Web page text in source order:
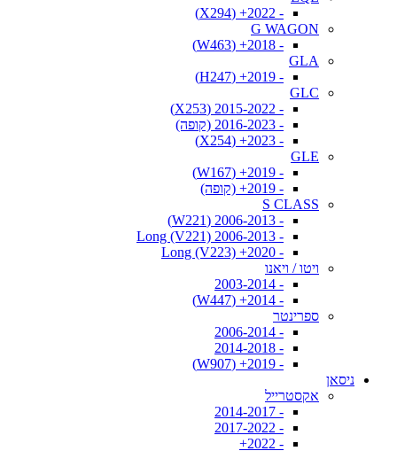
- 2022+ (X294)
G WAGON
- 2018+ (W463)
GLA
- 2019+ (H247)
GLC
- 2015-2022 (X253)
- 2016-2023 (קופה)
- 2023+ (X254)
GLE
- 2019+ (W167)
- 2019+ (קופה)
S CLASS
- 2006-2013 (W221)
- 2006-2013 Long (V221)
- 2020+ Long (V223)
ויטו / ויאנו
- 2003-2014
- 2014+ (W447)
ספרינטר
- 2006-2014
- 2014-2018
- 2019+ (W907)
ניסאן
אקסטרייל
- 2014-2017
- 2017-2022
- 2022+